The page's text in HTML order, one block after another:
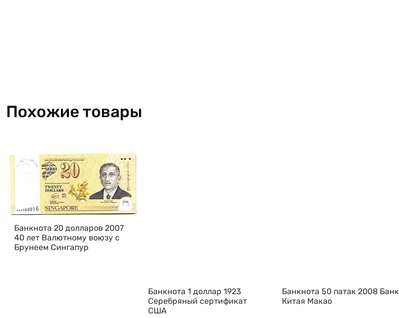
Похожие товары
Банкнота 20 долларов 2007
40 лет Валютному воюзу с
Брунеем Сингапур
Банкнота 1 доллар 1923
Серебряный сертификат
США
Банкнота 50 патак 2008 Банк
Китая Макао